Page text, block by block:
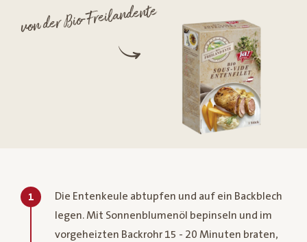
von der Bio-Freilandente
1
Die Entenkeule abtupfen und auf ein Backblech
legen. Mit Sonnenblumenöl bepinseln und im
vorgeheizten Backrohr 15 - 20 Minuten braten,